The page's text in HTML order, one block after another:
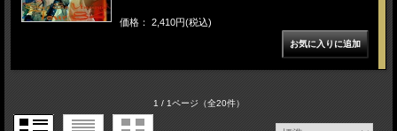
価格： 2,410円(税込)
1 / 1ページ（全20件）